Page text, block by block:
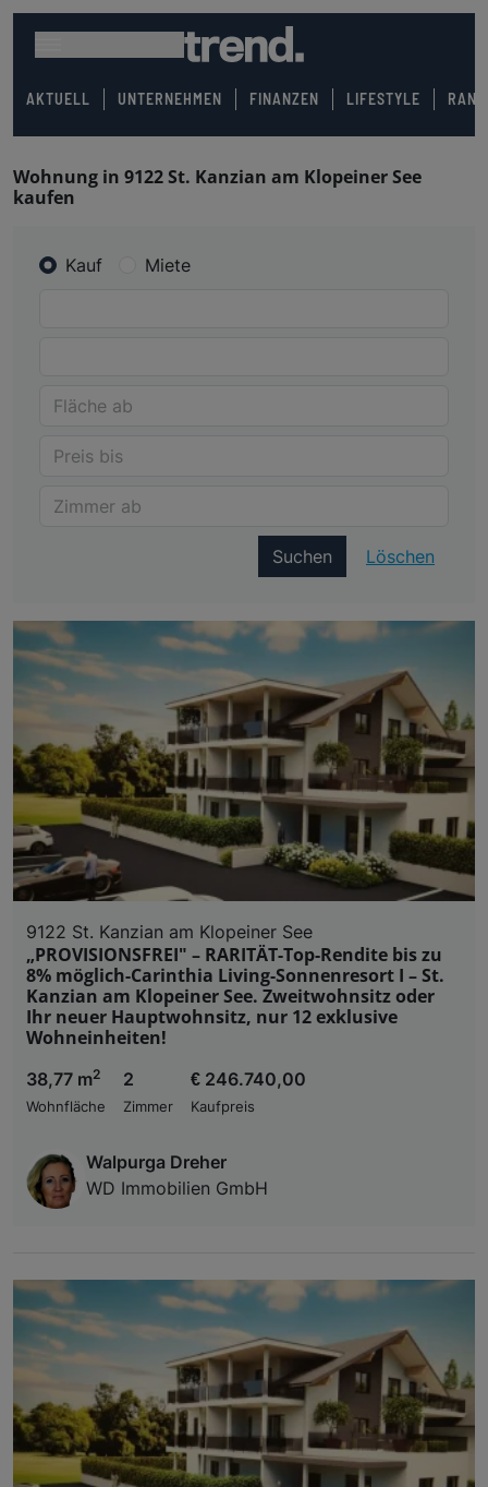
AKTUELL UNTERNEHMEN FINANZEN LIFESTYLE
Wohnung in 9122 St. Kanzian am Klopeiner See
kaufen
Kauf Miete
Suchen Löschen
9122 St. Kanzian am Klopeiner See
„PROVISIONSFREI" – RARITÄT-Top-Rendite bis zu
8% möglich-Carinthia Living-Sonnenresort I – St.
Kanzian am Klopeiner See. Zweitwohnsitz oder
Ihr neuer Hauptwohnsitz, nur 12 exklusive
Wohneinheiten!
38,77 m2
Wohnfläche
2
Zimmer
€ 246.740,00
Kaufpreis
Walpurga Dreher
WD Immobilien GmbH